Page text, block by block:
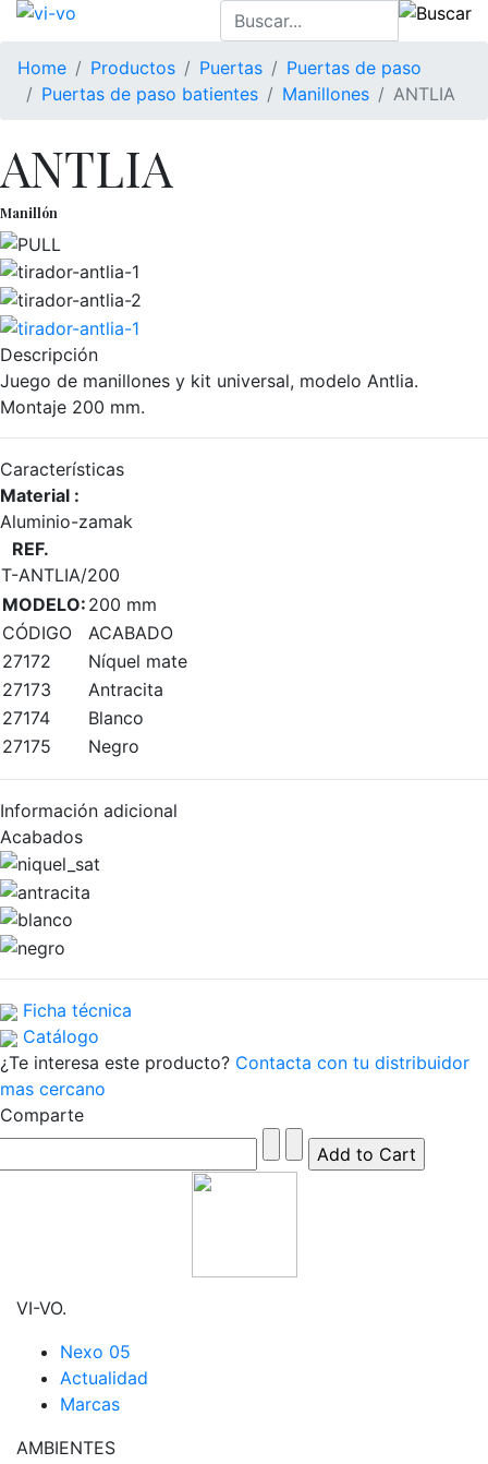
Home Productos Puertas
Puertas de paso
Puertas de paso batientes
Manillones ANTLIA
ANTLIA
Manillón
Descripción
Juego de manillones y kit universal, modelo Antlia.
Montaje 200 mm.
Características
Material :
Aluminio-zamak
REF.
T-ANTLIA/200
MODELO: 200 mm
CÓDIGO
ACABADO
27172
Níquel mate
27173
Antracita
27174
Blanco
27175
Negro
Información adicional
Acabados
Ficha técnica
Catálogo
¿Te interesa este producto? Contacta con tu distribuidor
mas cercano
Comparte
VI-VO.
Nexo 05
Actualidad
Marcas
AMBIENTES